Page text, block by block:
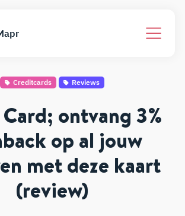
Creditcards Reviews
ontvang 3%
op al jouw
met deze kaart
(review)